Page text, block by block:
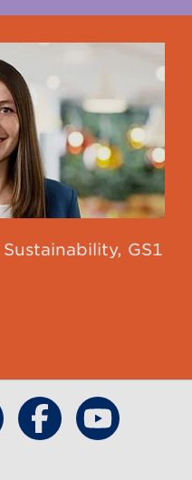
GS1
auf LinkedIn
auf Xing
GS1 Germany auf
Finde GS1Finde GS1